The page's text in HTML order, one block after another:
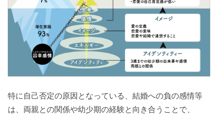
特に自己否定の原因となっている、結婚への負の感情等
は、両親との関係や幼少期の経験と向き合うことで、